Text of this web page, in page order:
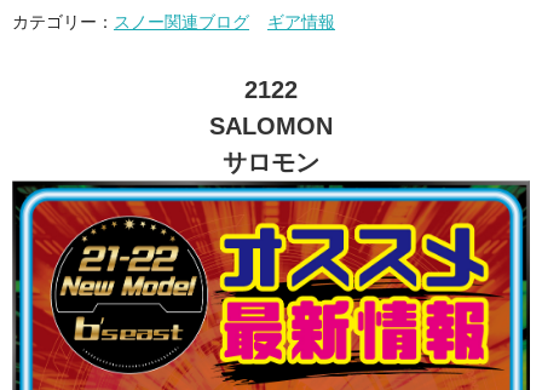
カテゴリー： スノー関連ブログ ギア情報
2122
SALOMON
サロモン